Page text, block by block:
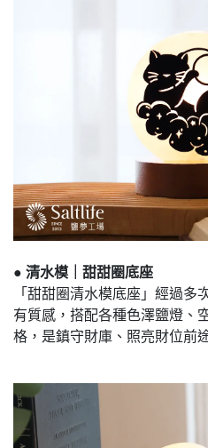
● 清水模｜甜甜圈底座
「甜甜圈清水模底座」經過多
有質感，搭配各種色澤鹽燈、
格，是鎮守財庫、照亮財位前